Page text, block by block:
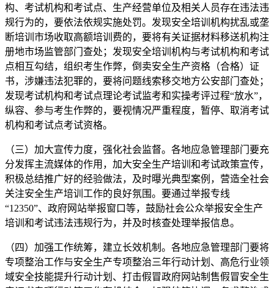
构、考试机构和考试点、生产经营单位及相关人员存在违法违
规行为的，要依法依规实施处罚。发现安全培训机构扰乱或垄
断培训市场收取高额培训费的，要将有关证据材料移送机构注
册地市场监管部门查处；发现安全培训机构与考试机构和考试
点相互勾结，组织考生作弊，倒卖安全生产资格（合格）证
书，涉嫌违法犯罪的，要将问题线索移交地方公安部门查处；
发现考试机构和考试点理论考试监考和实操考评过程“放水”，
纵容、参与考生作弊的，要视情况严重程度，暂停、取消考试
机构和考试点考试资格。
（三）加大宣传力度，强化社会监督。各地应急管理部门要充
分发挥主流媒体的作用，加大安全生产培训和考试政策宣传，
积极总结推广好的经验做法，及时曝光典型案例，营造全社会
关注安全生产培训工作的良好氛围。要通过举报专线
“12350”、政府网站举报窗口等，鼓励社会公众举报安全生产
培训和考试违法违规行为，并及时核查处理举报信息。
（四）加强工作统筹，建立长效机制。各地应急管理部门要将
专项整治工作与安全生产专项整治三年行动计划、高危行业领
域安全技能提升行动计划、打击假冒政府网站制售假冒安全生